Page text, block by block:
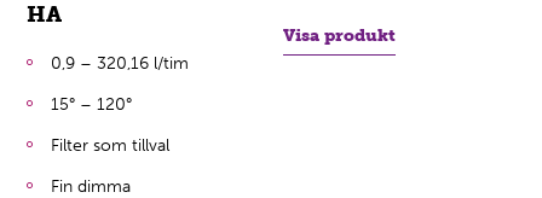
HA
0,9 – 320,16 l/tim
15° – 120°
Filter som tillval
Fin dimma
Visa produkt